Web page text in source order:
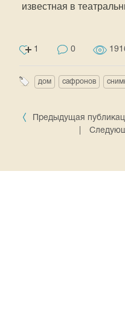
известная в
1 0
дом сафронов
Предыдущая